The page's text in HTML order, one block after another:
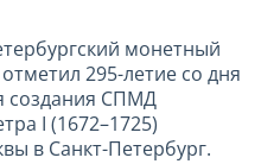
монетный
295-летие со дня
создания СПМД
I (1672–1725)
в Санкт-Петербург.